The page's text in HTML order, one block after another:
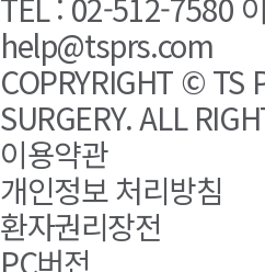
TEL : 02-512-7580
help@tsprs.com
COPRYRIGHT © TS
SURGERY. ALL
이용약관
개인정보 처리방침
환자권리장전
PC버전